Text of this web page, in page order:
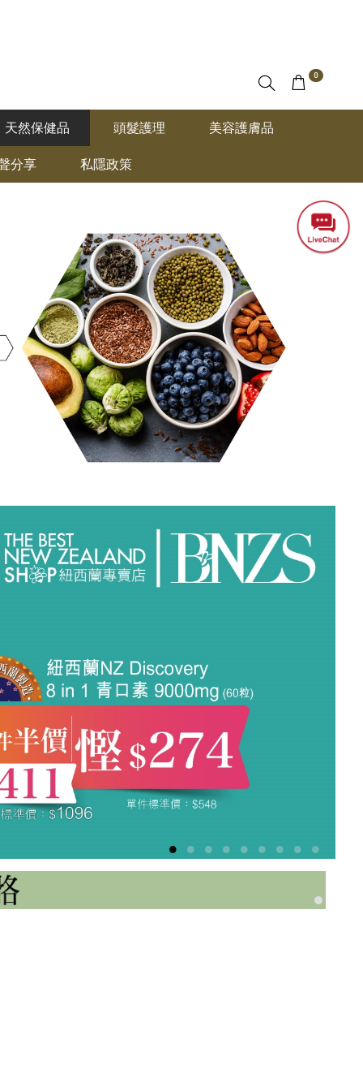
0
天然保健品 頭髮護理 美容護膚品
分享 私隱政策